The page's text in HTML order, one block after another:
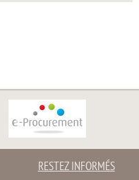
RESTEZ INFORMÉS